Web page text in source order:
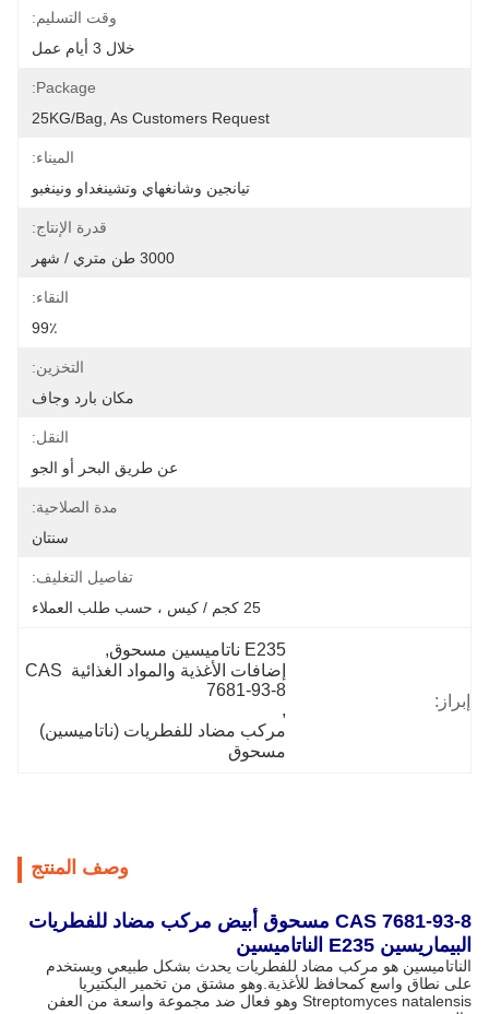
وقت التسليم:
خلال 3 أيام عمل
Package:
25KG/bag, As Customers Request
الميناء:
تيانجين وشانغهاي وتشينغداو ونينغبو
قدرة الإنتاج:
3000 طن متري / شهر
النقاء:
99٪
التخزين:
مكان بارد وجاف
النقل:
عن طريق البحر أو الجو
مدة الصلاحية:
سنتان
تفاصيل التغليف:
25 كجم / كيس ، حسب طلب العملاء
إبراز:
E235 ناتاميسين مسحوق
,
إضافات الأغذية والمواد الغذائية CAS
7681-93-8
,
مركب مضاد للفطريات (ناتاميسين)
مسحوق
وصف المنتج
CAS 7681-93-8 مسحوق أبيض مركب مضاد للفطريات
البيماريسين E235 الناتاميسين
الناتاميسين هو مركب مضاد للفطريات يحدث بشكل طبيعي ويستخدم
على نطاق واسع كمحافظ للأغذية.وهو مشتق من تخمير البكتيريا
Streptomyces natalensis وهو فعال ضد مجموعة واسعة من العفن